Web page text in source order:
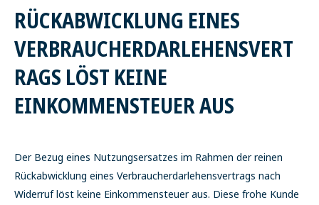
RÜCKABWICKLUNG EINES
VERBRAUCHERDARLEHENSVERT
RAGS LÖST KEINE
EINKOMMENSTEUER AUS
Der Bezug eines Nutzungsersatzes im Rahmen der reinen
Rückabwicklung eines Verbraucherdarlehensvertrags nach
Widerruf löst keine Einkommensteuer aus. Diese frohe Kunde